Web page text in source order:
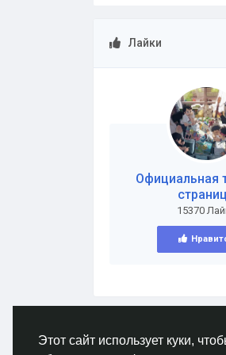
Этот сайт использует куки,
Лайки
Официальная
15370
© 2026 AnimeSocial.SU -